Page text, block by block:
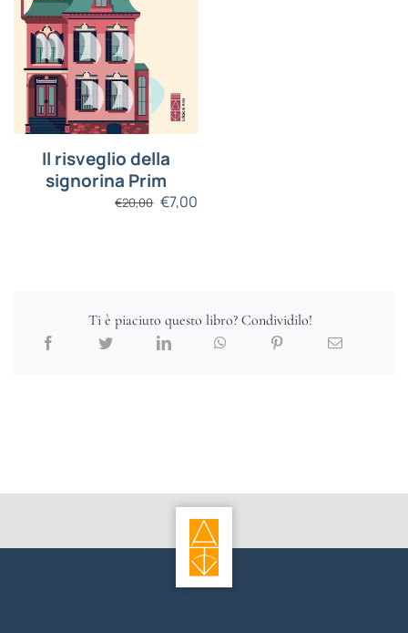
Il risveglio della
signorina Prim
€20,00 €7,00
Ti è piaciuto questo libro? Condividilo!